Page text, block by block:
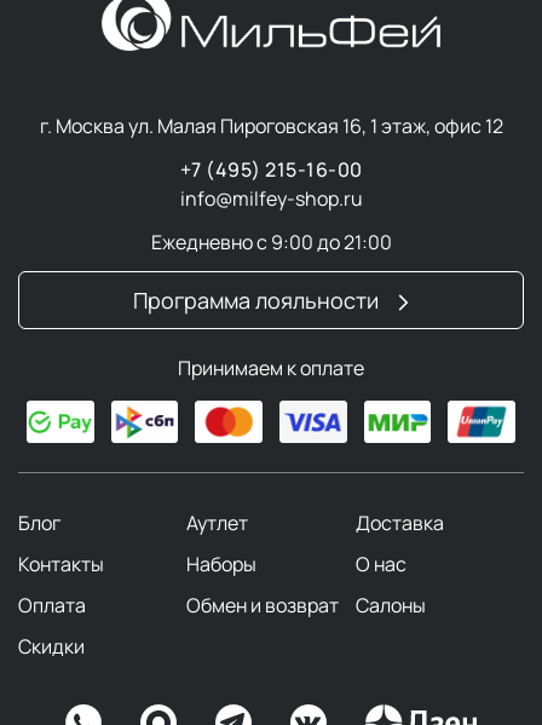
г. Москва ул. Малая Пироговская 16, 1 этаж, офис 12
+7 (495) 215-16-00
info@milfey-shop.ru
Ежедневно с 9:00 до 21:00
Программа лояльности
Принимаем к оплате
Блог Аутлет
Доставка
Контакты
Наборы
О нас
Оплата
Обмен и возврат
Салоны
Скидки